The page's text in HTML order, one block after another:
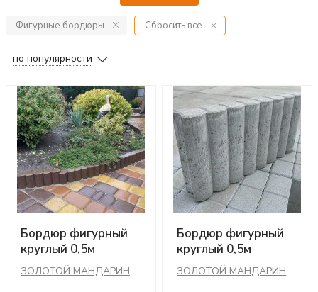
Фигурные бордюры Сбросить все
по популярности
Бордюр фигурный
круглый 0,5м
(коричневый)
ЗОЛОТОЙ МАНДАРИН
Бордюр фигурный
круглый 0,5м
(серый)
ЗОЛОТОЙ МАНДАРИН